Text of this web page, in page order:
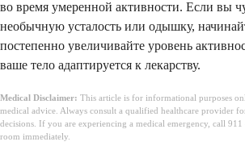
во время умеренной активности. Если вы
необычную усталость или одышку,
постепенно увеличивайте уровень
ваше тело адаптируется к лекарству.
Medical Disclaimer: This article is for informational purposes
medical advice. Always consult a qualified healthcare provider
decisions. If you are experiencing a medical emergency, call 911
room immediately.